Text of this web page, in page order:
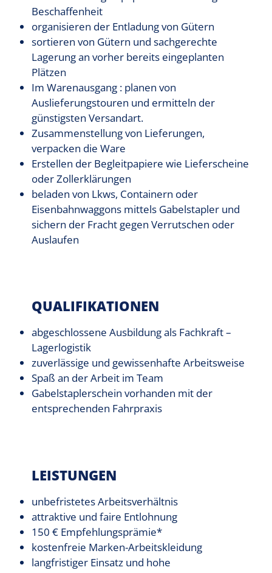
Beschaffenheit
organisieren der Entladung von Gütern
sortieren von Gütern und sachgerechte
Lagerung an vorher bereits eingeplanten
Plätzen
Im Warenausgang : planen von
Auslieferungstouren und ermitteln der
günstigsten Versandart.
Zusammenstellung von Lieferungen,
verpacken die Ware
Erstellen der Begleitpapiere wie Lieferscheine
oder Zollerklärungen
beladen von Lkws, Containern oder
Eisenbahnwaggons mittels Gabelstapler und
sichern der Fracht gegen Verrutschen oder
Auslaufen
QUALIFIKATIONEN
abgeschlossene Ausbildung als Fachkraft –
Lagerlogistik
zuverlässige und gewissenhafte Arbeitsweise
Spaß an der Arbeit im Team
Gabelstaplerschein vorhanden mit der
entsprechenden Fahrpraxis
LEISTUNGEN
unbefristetes Arbeitsverhältnis
attraktive und faire Entlohnung
150 € Empfehlungsprämie*
kostenfreie Marken-Arbeitskleidung
langfristiger Einsatz und hohe